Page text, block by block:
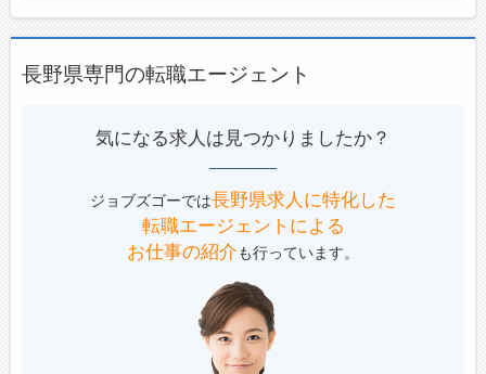
長野県専門の転職エージェント
気になる求人は見つかりましたか？
ジョブズゴーでは長野県求人に特化した
転職エージェントによる
お仕事の紹介も行っています。